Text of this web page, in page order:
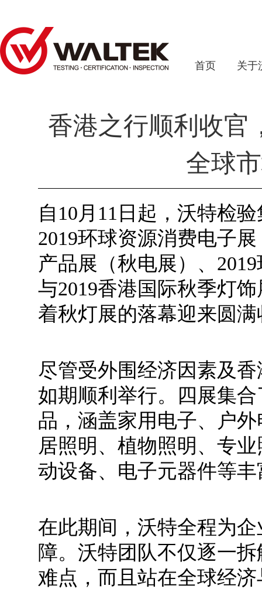
首页 关于
香港之行顺利收官
全球
自10月11日起，沃特检
2019环球资源消费电子
产品展（秋电展）、
与2019香港国际秋季灯
着秋灯展的落幕迎来圆满
尽管受外围经济因素及
如期顺利举行。四展集
品，涵盖家用电子、户
居照明、植物照明、专
动设备、电子元器件等
在此期间，沃特全程为
障。沃特团队不仅逐一
难点，而且站在全球经